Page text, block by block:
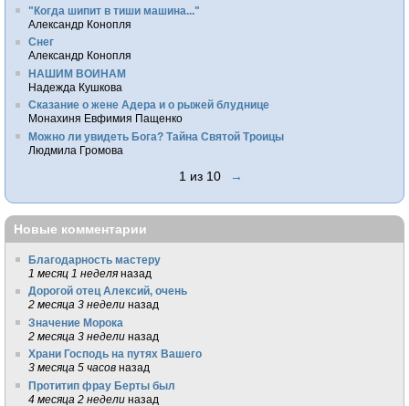
"Когда шипит в тиши машина..."
Александр Конопля
Снег
Александр Конопля
НАШИМ ВОИНАМ
Надежда Кушкова
Сказание о жене Адера и о рыжей блуднице
Монахиня Евфимия Пащенко
Можно ли увидеть Бога? Тайна Святой Троицы
Людмила Громова
1 из 10 →
Новые комментарии
Благодарность мастеру
1 месяц 1 неделя назад
Дорогой отец Алексий, очень
2 месяца 3 недели назад
Значение Морока
2 месяца 3 недели назад
Храни Господь на путях Вашего
3 месяца 5 часов назад
Протитип фрау Берты был
4 месяца 2 недели назад